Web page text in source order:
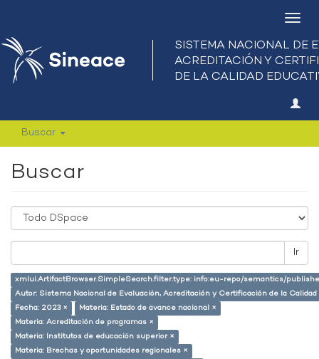
Buscar
Buscar
Ir
xmlui.ArtifactBrowser.SimpleSearch.filter.type: info:eu-repo/semantics/
Autor: Sistema Nacional de Evaluación, Acreditación y Certificación de la
Fecha: 2023 ×
Materia: Estado de avance nacional ×
Materia: Acreditación de programas ×
Materia: Institutos de educación superior ×
Materia: Brechas y oportunidades regionales ×